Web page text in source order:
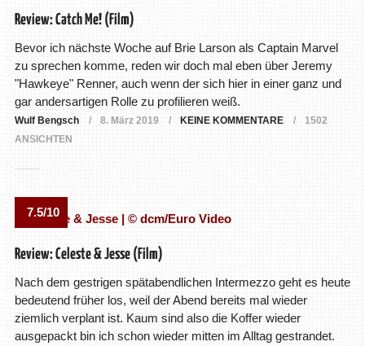
Review: Catch Me! (Film)
Bevor ich nächste Woche auf Brie Larson als Captain Marvel
zu sprechen komme, reden wir doch mal eben über Jeremy
"Hawkeye" Renner, auch wenn der sich hier in einer ganz und
gar andersartigen Rolle zu profilieren weiß.
Wulf Bengsch 8. März 2019 KEINE KOMMENTARE
1502
ANSICHTEN
7.5/10
Review: Celeste & Jesse (Film)
Nach dem gestrigen spätabendlichen Intermezzo geht es heute
bedeutend früher los, weil der Abend bereits mal wieder
ziemlich verplant ist. Kaum sind also die Koffer wieder
ausgepackt bin ich schon wieder mitten im Alltag gestrandet.